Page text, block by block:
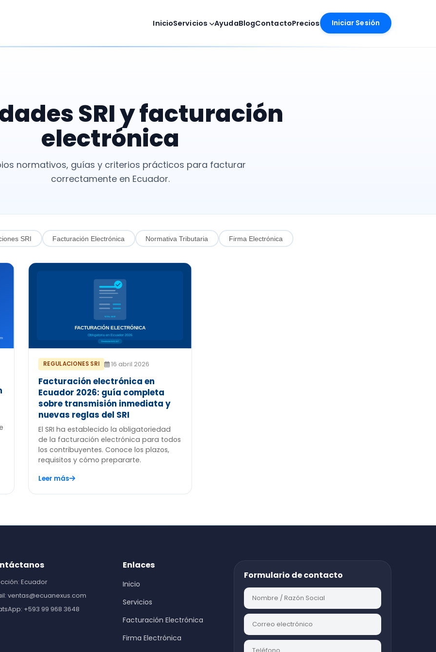
InicioServicios AyudaBlogContactoPrecios Iniciar Sesión
SRI y facturación
electrónica
normativos, guías y criterios prácticos para facturar
correctamente en Ecuador.
SRI Facturación Electrónica Normativa Tributaria Firma Electrónica
REGULACIONES SRI 16 abril 2026
Facturación electrónica en
Ecuador 2026: guía completa
sobre transmisión inmediata y
nuevas reglas del SRI
El SRI ha establecido la obligatoriedad
de la facturación electrónica para todos
los contribuyentes. Conoce los plazos,
requisitos y cómo prepararte.
Leer más
Ecuador
ventas@ecuanexus.com
+593 99 968 3648
Enlaces
Inicio
Servicios
Facturación Electrónica
Firma Electrónica
Formulario de contacto